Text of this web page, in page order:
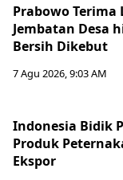
Prabowo Terima
Jembatan Desa
Bersih Dikebut
7 Agu 2026, 9:03 AM
Indonesia Bidik
Produk
Ekspor